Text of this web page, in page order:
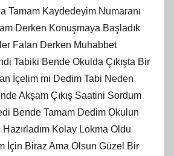
Tamam Kaydedeyim Numaranı
Derken Konuşmaya Başladık
Falan Derken Muhabbet
Tabiki Bende Okulda Çıkışta Bir
İçelim mi Dedim Tabi Neden
Akşam Çıkış Saatini Sordum
Bende Tamam Dedim Okulun
Hazırladım Kolay Lokma Oldu
İçin Biraz Ama Olsun Güzel Bir